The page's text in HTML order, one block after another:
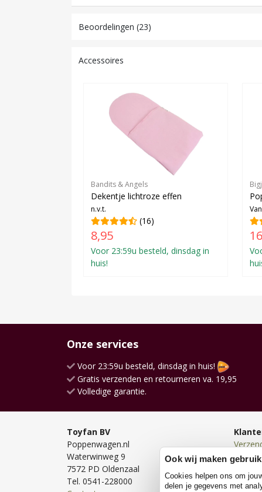
Beoordelingen (23)
Accessoires
Bandits & Angels
Dekentje lichtroze effen
n.v.t.
(16)
8,95
Voor 23:59u besteld, dinsdag in
huis!
Onze services
Voor 23:59u besteld, dinsdag in huis!
Gratis verzenden en retourneren va. 19,95
Volledige garantie.
Toyfan BV
Poppenwagen.nl
Waterwinweg 9
7572 PD Oldenzaal
Tel. 0541-228000
Ook wij maken
Cookies helpen ons om
delen je gegevens met